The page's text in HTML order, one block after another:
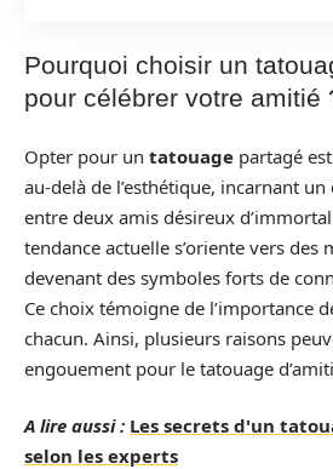
Pourquoi choisir un
pour célébrer votre amitié
Opter pour un tatouage partagé
au-delà de l’esthétique, incarnant
entre deux amis désireux
tendance actuelle s’oriente vers des
devenant des symboles forts de
Ce choix témoigne de l’importance
chacun. Ainsi, plusieurs raisons
engouement pour le tatouage
A lire aussi : Les secrets d'un
selon les experts